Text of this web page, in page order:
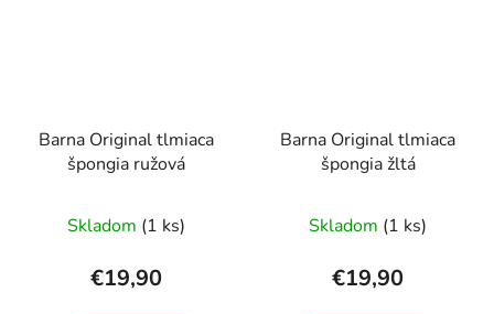
Barna Original tlmiaca
špongia ružová
Skladom (1 ks)
€19,90
Barna Original tlmiaca
špongia žltá
Skladom (1 ks)
€19,90